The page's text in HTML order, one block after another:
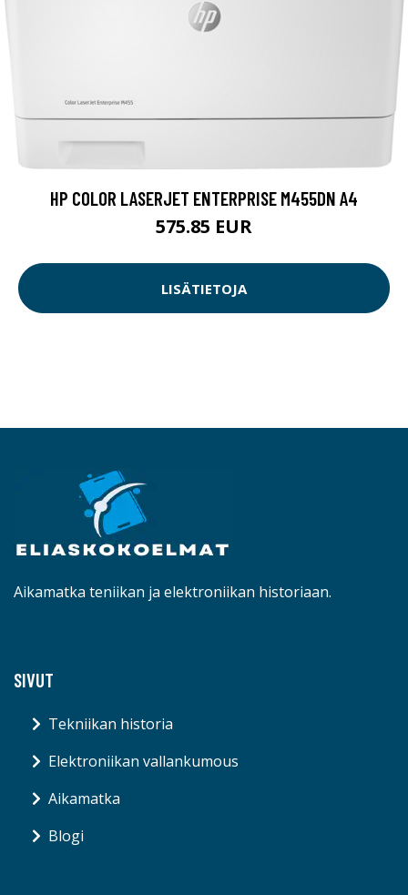
HP COLOR LASERJET ENTERPRISE M455DN A4
575.85 EUR
LISÄTIETOJA
Aikamatka teniikan ja elektroniikan historiaan.
SIVUT
Tekniikan historia
Elektroniikan vallankumous
Aikamatka
Blogi